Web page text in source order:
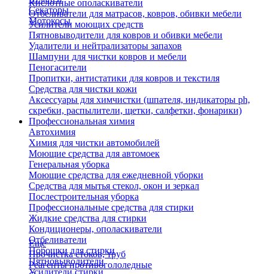
Секаторы
Мотокосы
Кислотные ополаскиватели
Отбеливатели для матрасов, ковров, обивки мебели
Усилители моющих средств
Пятновыводители для ковров и обивки мебели
Удалители и нейтрализаторы запахов
Шампуни для чистки ковров и мебели
Пеногасители
Пропитки, антистатики для ковров и текстиля
Средства для чистки кожи
Аксессуары для химчистки (шпателя, индикаторы ph,
скребки, распылители, щетки, салфетки, фонарики)
Профессиональная химия
Автохимия
Химия для чистки автомобилей
Моющие средства для автомоек
Генеральная уборка
Моющие средства для ежедневной уборки
Средства для мытья стекол, окон и зеркал
Послестроительная уборка
Профессиональные средства для стирки
Жидкие средства для стирки
Кондиционеры, ополаскиватели
Отбеливатели
Порошки для стирки
Пятновыводители
Усилители стирки
Еще
Прочистка стоков, труб
Реагенты противогололедные